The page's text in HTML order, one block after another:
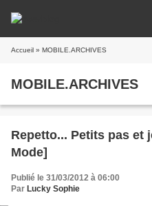
Accueil » MOBILE.ARCHIVES
MOBILE.ARCHIVES
Repetto... Petits pas et
Mode]
Publié le 31/03/2012 à 06:00
Par Lucky Sophie